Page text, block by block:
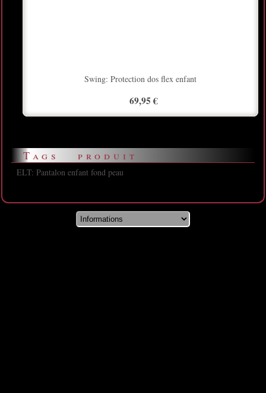
Swing: Protection dos flex enfant
69,95 €
Tags produit
ELT: Pantalon enfant fond peau